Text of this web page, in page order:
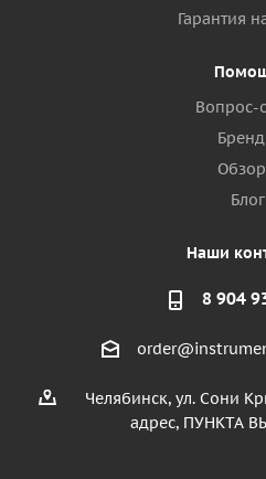
Гарантия
Вопрос-
Блог
Наши
8 904
Челябинск, ул. Сони
адрес, ПУНКТА